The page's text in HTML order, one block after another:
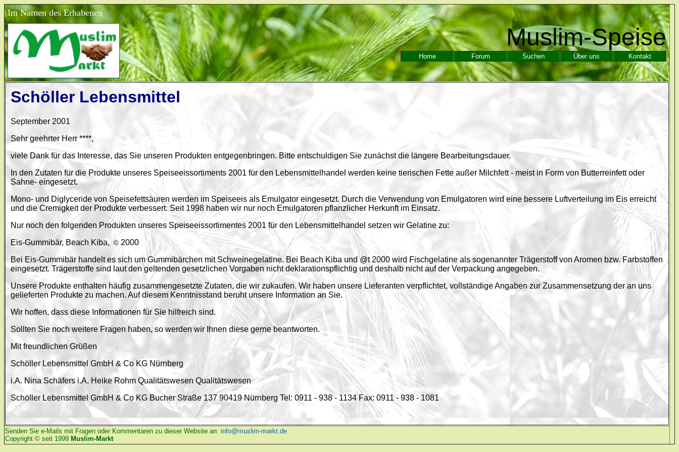
Im Namen des Erhabenen
Muslim-Speise
Home Forum Suchen Über uns Kontakt
Schöller Lebensmittel
September 2001
Sehr geehrter Herr ****,
viele Dank für das Interesse, das Sie unseren Produkten entgegenbringen. Bitte entschuldigen Sie zunächst die längere Bearbeitungsdauer.
In den Zutaten für die Produkte unseres Speiseeissortiments 2001 für den Lebensmittelhandel werden keine tierischen Fette außer Milchfett - meist in Form von Butterreinfett oder
Sahne- eingesetzt.
Mono- und Diglyceride von Speisefettsäuren werden im Speiseeis als Emulgator eingesetzt. Durch die Verwendung von Emulgatoren wird eine bessere Luftverteilung im Eis erreicht
und die Cremigkeit der Produkte verbessert. Seit 1998 haben wir nur noch Emulgatoren pflanzlicher Herkunft im Einsatz.
Nur noch den folgenden Produkten unseres Speiseeissortimentes 2001 für den Lebensmittelhandel setzen wir Gelatine zu:
Eis-Gummibär, Beach Kiba, © 2000
Bei Eis-Gummibär handelt es sich um Gummibärchen mit Schweinegelatine. Bei Beach Kiba und @t 2000 wird Fischgelatine als sogenannter Trägerstoff von Aromen bzw. Farbstoffen
eingesetzt. Trägerstoffe sind laut den geltenden gesetzlichen Vorgaben nicht deklarationspflichtig und deshalb nicht auf der Verpackung angegeben.
Unsere Produkte enthalten häufig zusammengesetzte Zutaten, die wir zukaufen. Wir haben unsere Lieferanten verpflichtet, vollständige Angaben zur Zusammensetzung der an uns
gelieferten Produkte zu machen. Auf diesem Kenntnisstand beruht unsere Information an Sie.
Wir hoffen, dass diese Informationen für Sie hilfreich sind.
Sollten Sie noch weitere Fragen haben, so werden wir Ihnen diese gerne beantworten.
Mit freundlichen Grüßen
Schöller Lebensmittel GmbH & Co KG Nürnberg
i.A. Nina Schäfers i.A. Heike Rohm Qualitätswesen Qualitätswesen
Schöller Lebensmittel GmbH & Co KG Bucher Straße 137 90419 Nürnberg Tel: 0911 - 938 - 1134 Fax: 0911 - 938 - 1081
Senden Sie e-Mails mit Fragen oder Kommentaren zu dieser Website an: info@muslim-markt.de
Copyright © seit 1999 Muslim-Markt